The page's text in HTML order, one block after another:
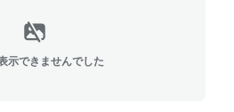
示できませんでした